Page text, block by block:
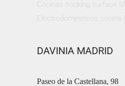
DAVINIA MADRID
Paseo de la Castellana, 98